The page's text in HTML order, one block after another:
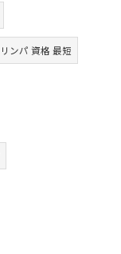
リンパ 資格 最短